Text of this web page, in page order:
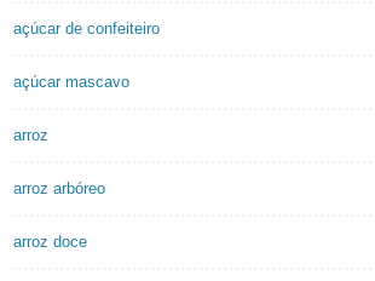
açúcar de confeiteiro
açúcar mascavo
arroz
arroz arbóreo
arroz doce